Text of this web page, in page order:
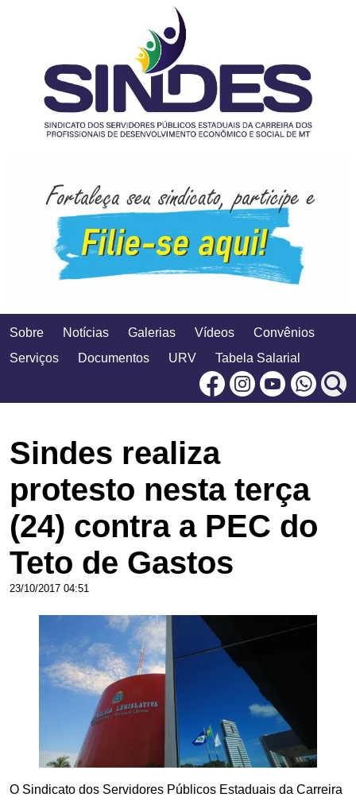
Sobre Notícias Galerias Vídeos
Convênios
Serviços
Documentos URV
Tabela Salarial
FacebookInstagram
Sindes realiza
protesto nesta terça
(24) contra a PEC do
Teto de Gastos
23/10/2017 04:51
O Sindicato dos Servidores Públicos Estaduais da Carreira